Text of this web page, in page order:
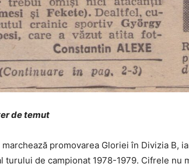
de temut
marchează promovarea Gloriei în Divizia B,
turului de campionat 1978-1979. Cifrele nu